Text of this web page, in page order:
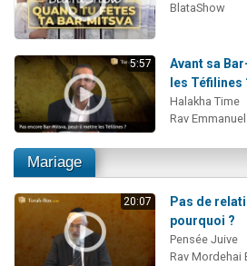
BlataShow
5:57
Avant sa
les Téfilines
Halakha Time
Rav
Mariage
20:07
Pas de
pourquoi ?
Pensée Juive
Rav Mordehai